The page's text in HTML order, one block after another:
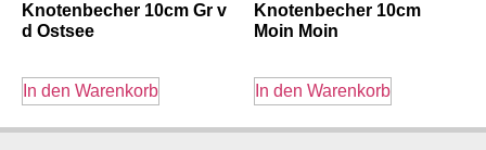
Knotenbecher 10cm Gr v
d Ostsee
In den Warenkorb
Knotenbecher 10cm
Moin Moin
In den Warenkorb